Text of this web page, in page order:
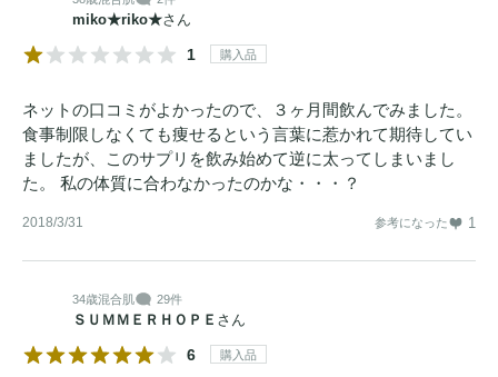
miko★riko★さん
1 購入品
ネットの口コミがよかったので、３ヶ月間飲んでみました。
食事制限しなくても痩せるという言葉に惹かれて期待してい
ましたが、このサプリを飲み始めて逆に太ってしまいまし
た。 私の体質に合わなかったのかな・・・？
2018/3/31 参考になった 1
34歳混合肌 29件
ＳＵＭＭＥＲＨＯＰＥ さん
6 購入品